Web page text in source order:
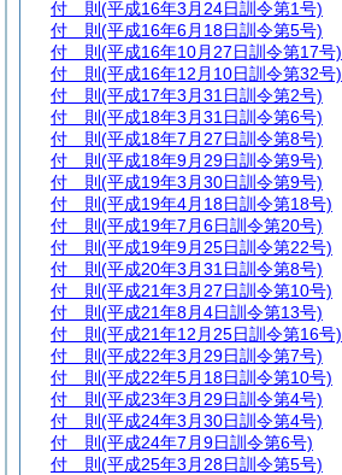
付 則 (平成16年3月24日訓令第1号)
付 則 (平成16年6月18日訓令第5号)
付 則 (平成16年10月27日訓令第17号)
付 則 (平成16年12月10日訓令第32号)
付 則 (平成17年3月31日訓令第2号)
付 則 (平成18年3月31日訓令第6号)
付 則 (平成18年7月27日訓令第8号)
付 則 (平成18年9月29日訓令第9号)
付 則 (平成19年3月30日訓令第9号)
付 則 (平成19年4月18日訓令第18号)
付 則 (平成19年7月6日訓令第20号)
付 則 (平成19年9月25日訓令第22号)
付 則 (平成20年3月31日訓令第8号)
付 則 (平成21年3月27日訓令第10号)
付 則 (平成21年8月4日訓令第13号)
付 則 (平成21年12月25日訓令第16号)
付 則 (平成22年3月29日訓令第7号)
付 則 (平成22年5月18日訓令第10号)
付 則 (平成23年3月29日訓令第4号)
付 則 (平成24年3月30日訓令第4号)
付 則 (平成24年7月9日訓令第6号)
付 則 (平成25年3月28日訓令第5号)